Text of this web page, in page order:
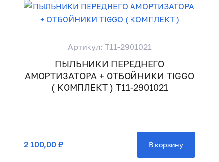
Артикул: T11-2901021
ПЫЛЬНИКИ ПЕРЕДНЕГО
АМОРТИЗАТОРА + ОТБОЙНИКИ TIGGO
( КОМПЛЕКТ ) T11-2901021
2 100,00 ₽ В корзину